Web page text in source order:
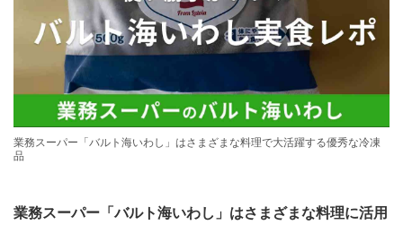
業務スーパー「バルト海いわし」はさまざまな料理で大活躍する優秀な冷凍
品
業務スーパー「バルト海いわし」はさまざまな料理に活用